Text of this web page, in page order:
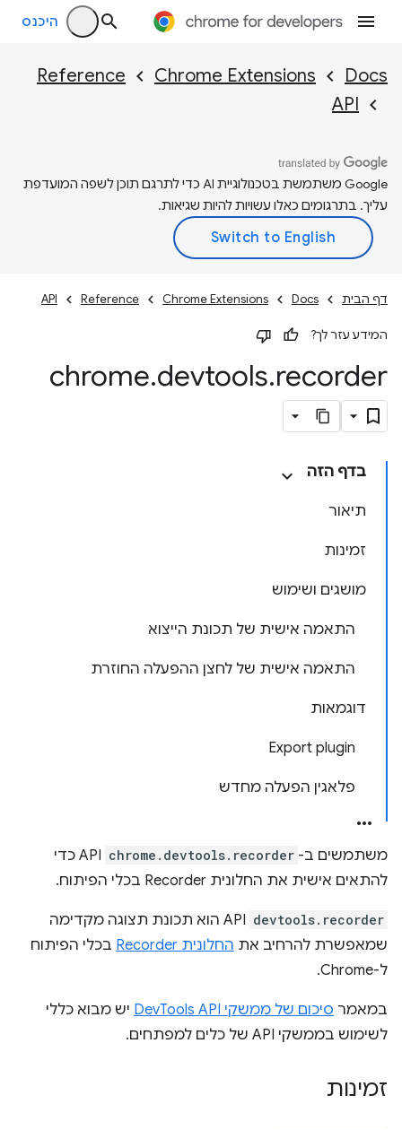
היכנס
Docs
Chrome Extensions
Reference
API
‫Google משתמשת בטכנולוגיית AI כדי לתרגם תוכן לשפה המועדפת
עליך. בתרגומים כאלו עשויות להיות שגיאות.
דף הבית Docs
Chrome Extensions
Reference
API
המידע עזר לך?
chrome.devtools.recorder
בדף הזה
תיאור
זמינות
מושגים ושימוש
התאמה אישית של תכונת הייצוא
התאמה אישית של לחצן ההפעלה החוזרת
דוגמאות
Export plugin
פלאגין הפעלה מחדש
משתמשים ב- chrome.devtools.recorder
API כדי
להתאים אישית את החלונית Recorder בכלי הפיתוח.
devtools.recorder
API הוא תכונת תצוגה מקדימה
שמאפשרת להרחיב את החלונית Recorder
בכלי הפיתוח
ל-Chrome.
במאמר סיכום של ממשקי DevTools API
יש מבוא כללי
לשימוש בממשקי API של כלים למפתחים.
זמינות